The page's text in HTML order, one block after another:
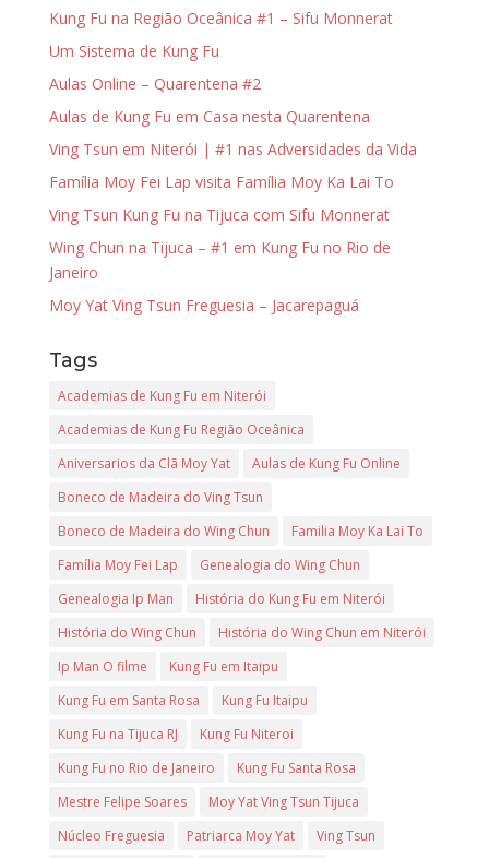
Kung Fu na Região Oceânica #1 – Sifu Monnerat
Um Sistema de Kung Fu
Aulas Online – Quarentena #2
Aulas de Kung Fu em Casa nesta Quarentena
Ving Tsun em Niterói | #1 nas Adversidades da Vida
Família Moy Fei Lap visita Família Moy Ka Lai To
Ving Tsun Kung Fu na Tijuca com Sifu Monnerat
Wing Chun na Tijuca – #1 em Kung Fu no Rio de
Janeiro
Moy Yat Ving Tsun Freguesia – Jacarepaguá
Tags
Academias de Kung Fu em Niterói
Academias de Kung Fu Região Oceânica
Aniversarios da Clã Moy Yat
Aulas de Kung Fu Online
Boneco de Madeira do Ving Tsun
Boneco de Madeira do Wing Chun
Familia Moy Ka Lai To
Família Moy Fei Lap
Genealogia do Wing Chun
Genealogia Ip Man
História do Kung Fu em Niterói
História do Wing Chun
História do Wing Chun em Niterói
Ip Man O filme
Kung Fu em Itaipu
Kung Fu em Santa Rosa
Kung Fu Itaipu
Kung Fu na Tijuca RJ
Kung Fu Niteroi
Kung Fu no Rio de Janeiro
Kung Fu Santa Rosa
Mestre Felipe Soares
Moy Yat Ving Tsun Tijuca
Núcleo Freguesia
Patriarca Moy Yat
Ving Tsun